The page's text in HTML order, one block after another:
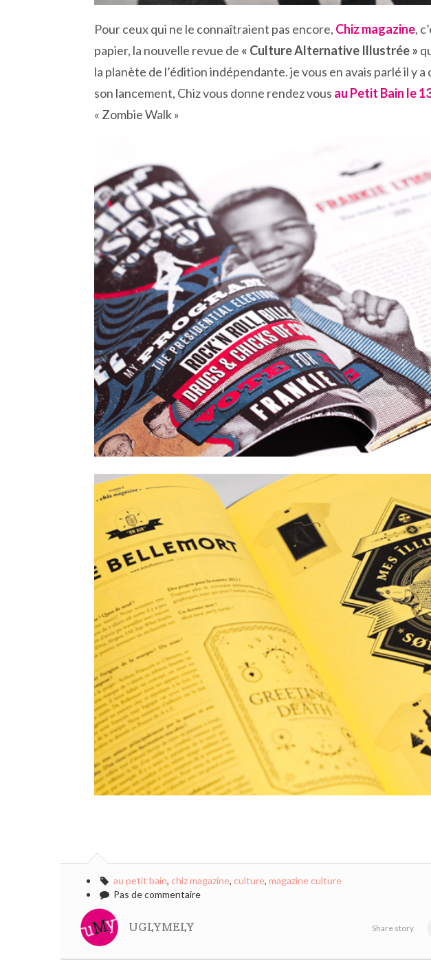
Pour ceux qui ne le connaîtraient pas encore, Chiz magazine,
papier, la nouvelle revue de « Culture Alternative Illustrée »
la planète de l’édition indépendante. je vous en avais parlé il y
son lancement, Chiz vous donne rendez vous au Petit Bain le
« Zombie Walk »
au petit bain, chiz magazine, culture, magazine culture
Pas de commentaire
UGLYMELY Share story